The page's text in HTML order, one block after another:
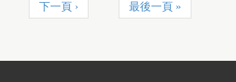
下一頁 ›
最後一頁 »